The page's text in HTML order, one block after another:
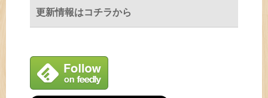
更新情報はコチラから